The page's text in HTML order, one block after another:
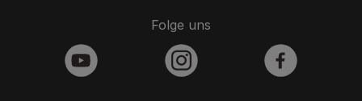
Folge uns
youtube instagram facebook